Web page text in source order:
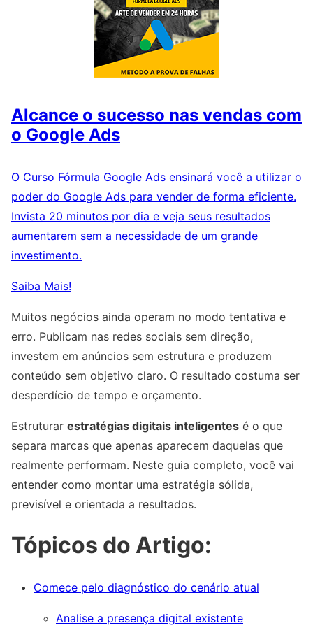
Alcance o sucesso nas vendas com
o Google Ads
O Curso Fórmula Google Ads ensinará você a utilizar o
poder do Google Ads para vender de forma eficiente.
Invista 20 minutos por dia e veja seus resultados
aumentarem sem a necessidade de um grande
investimento.
Saiba Mais!
Muitos negócios ainda operam no modo tentativa e
erro. Publicam nas redes sociais sem direção,
investem em anúncios sem estrutura e produzem
conteúdo sem objetivo claro. O resultado costuma ser
desperdício de tempo e orçamento.
Estruturar estratégias digitais inteligentes é o que
separa marcas que apenas aparecem daquelas que
realmente performam. Neste guia completo, você vai
entender como montar uma estratégia sólida,
previsível e orientada a resultados.
Tópicos do Artigo:
Comece pelo diagnóstico do cenário atual
Analise a presença digital existente